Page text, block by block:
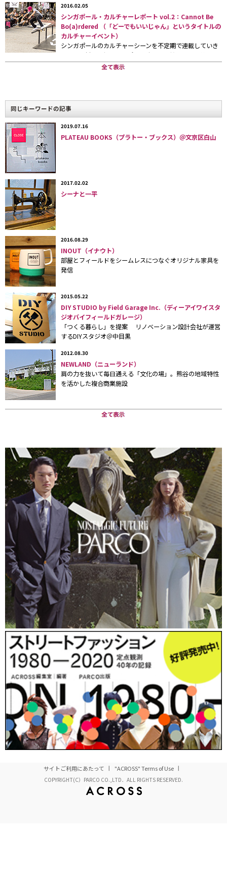
エントランスに設置されている部屋の
メニュープレートも再現している。
2Fに設置されたライブラリー。
元奈良県宿舎ということもあり、
こじんまりとしていながらも趣き
のある日本庭園が和む。1Fのカフェ
デザインタイドの期間中にはJ-Waveの
中継も。ゲストは本プロジェクトの
アーキテクトディレクターの長坂常さん。
実行委員会で広報を担当したのは元建築系
の雑誌編集者兼ライターの青野尚子さん。
雑誌不況の昨今にあり、「元編集者」の
仕事領域の拡張も注目される。
本プロジェクトのディレクター、
スザンヌ・オクセナーさん。
2016.02.05
シンガポール・カルチャーレポート vol.2：Cannot Be
Bo(a)rdered （「どーでもいいじゃん」というタイトルの
カルチャーイベント）
シンガポールのカルチャーシーンを不定期で連載していき
ます。取材は弊社シンガポール駐在員の柏木良介。第２回
目は、大型美術館が相次いでオープンする、シンガポール
同じキーワードの記事
2019.07.16
PLATEAU BOOKS（プラトー・ブックス）＠文京区白山
2017.02.02
シーナと一平
2016.08.29
INOUT（イナウト）
部屋とフィールドをシームレスにつなぐオリジナル家具を
発信
2015.05.22
DIY STUDIO by Field Garage Inc.（ディーアイワイスタ
ジオバイフィールドガレージ）
「つくる暮らし」を提案 リノベーション設計会社が運営
するDIYスタジオ＠中目黒
2012.08.30
NEWLAND（ニューランド）
肩の力を抜いて毎日通える「文化の場」。熊谷の地域特性
を活かした複合商業施設
サイトご利用にあたって "ACROSS" Terms of Use
COPYRIGHT(C）PARCO CO.,LTD．ALL RIGHTS RESERVED.